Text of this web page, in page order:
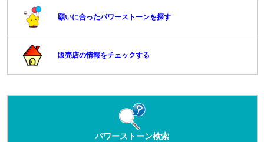
願いに合ったパワーストーンを探す
販売店の情報をチェックする
パワーストーン検索